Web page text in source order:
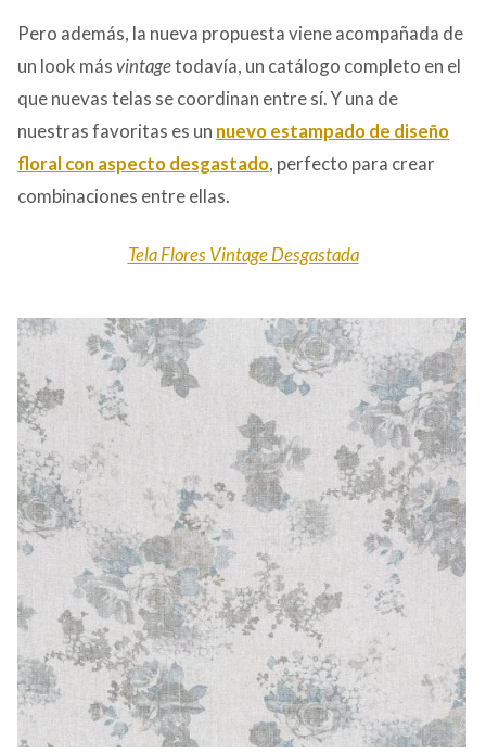
Pero además, la nueva propuesta viene acompañada de
un look másvintagetodavía, un catálogo completo en el
que nuevas telas se coordinan entre sí. Y una de
nuestras favoritas es un nuevo estampado de diseño
floralcon aspecto desgastado, perfecto para crear
combinaciones entre ellas.
Tela Flores Vintage Desgastada